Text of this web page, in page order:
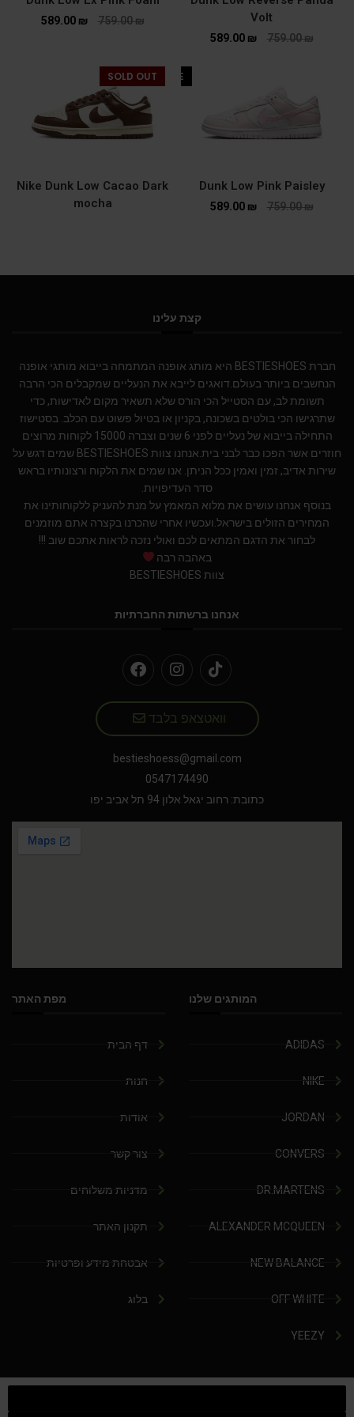
Volt
759.00₪
589.00 ₪
759.00₪
589.00 ₪
SALE
Dunk Low Pink Paisley
759.00₪
589.00 ₪
SOLD OUT
Nike Dunk Low Cacao Dark
mocha
קצת עלינו
חברת BESTIESHOES היא מותג אופנה המתמחה בייבוא מותגי אופנה
הנחשבים ביותר בעולם.דואגים לייבא את הנעליים שמקבלים הכי הרבה
תשומת לב, עם הסטייל הכי הורס שלא תשאיר מקום לאדישות, כדי
שתרגישו הכי בולטים בשכונה, בקניון או בטיול פשוט עם הכלב. בסטישוז
התחילה בייבוא של נעליים לפני 6 שנים וצברה 15000 לקוחות מרוצים
חוזרים אשר הפכו כבר לבני בית.אנחנו צוות BESTIESHOES שמים דגש על
שירות אדיב, זמין ואמין ככל הניתן. אנו שמים את הלקוח ורצונותיו בראש
סדר העדיפויות.
בנוסף אנחנו עושים את מלוא המאמץ על מנת להעניק ללקוחותינו את
המחירים הזולים בישראל.ועכשיו אחרי שהכרנו בקצרה אתם מוזמנים
לבחור את הדגם המתאים לכם ואולי נזכה לראות אתכם שוב !!!
באהבה רבה
צוות BESTIESHOES
אנחנו ברשתות החברתיות
וואטצאפ בלבד
bestieshoess@gmail.com
0547174490
כתובת: רחוב יגאל אלון 94 תל אביב יפו
המותגים שלנו
ADIDAS
NIKE
JORDAN
CONVERS
DR.MARTENS
ALEXANDER MCQUEEN
NEW BALANCE
OFF WHITE
YEEZY
מפת האתר
דף הבית
חנות
אודות
צור קשר
מדניות משלוחים
תקנון האתר
אבטחת מידע ופרטיות
בלוג